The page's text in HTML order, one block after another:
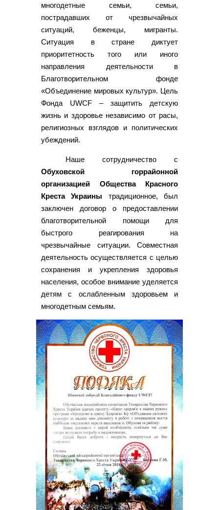
многодетные семьи, семьи,
пострадавших от чрезвычайных
ситуаций, беженцы, мигранты.
Ситуация в стране диктует
приоритетность того или иного
направления деятельности в
Благотворительном фонде
«Объединение мировых культур». Цель
Фонда UWCF – защитить детскую
жизнь и здоровье независимо от расы,
религиозных взглядов и политических
убеждений.
Наше сотрудничество с
Обуховской горрайонной
организацией Общества Красного
Креста Украины традиционное, был
заключен договор о предоставлении
благотворительной помощи для
быстрого реагирования на
чрезвычайные ситуации. Совместная
деятельность осуществляется с целью
сохранения и укрепления здоровья
населения, особое внимание уделяется
детям с ослабленным здоровьем и
многодетным семьям.